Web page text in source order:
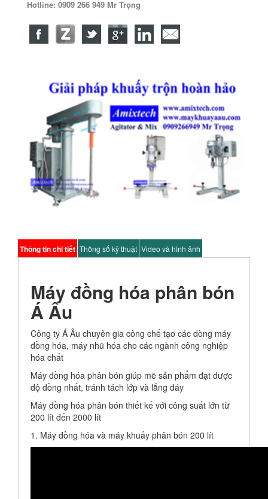
Hotline: 0909 266 949 Mr Trọng
Thông tin chi tiết Thông số kỹ thuật Video và hình ảnh
Máy đồng hóa phân bón
Á Âu
Công ty Á Âu chuyên gia công chế tạo các dòng máy
đồng hóa, máy nhũ hóa cho các ngành công nghiệp
hóa chất
Máy đồng hóa phân bón giúp mẽ sản phẩm đạt được
độ đồng nhất, tránh tách lớp và lắng đáy
Máy đồng hóa phân bón thiết kế với công suất lớn từ
200 lít đến 2000 lít
1. Máy đồng hóa và máy khuấy phân bón 200 lít